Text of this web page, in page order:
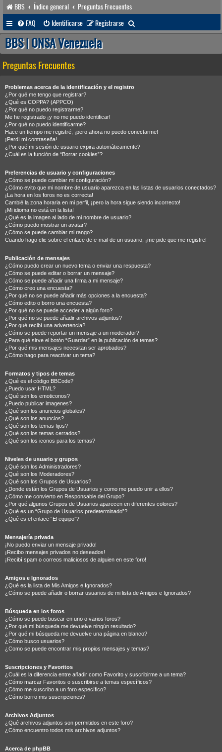
BBS Índice general
Preguntas Frecuentes
FAQ
Identificarse Registrarse
u
BBS | ONSA Venezuela
Preguntas Frecuentes
Problemas acerca de la identificación y el registro
¿Por qué me tengo que registrar?
¿Qué es COPPA? (APPCO)
¿Por qué no puedo registrarme?
Me he registrado ¡y no me puedo identificar!
¿Por qué no puedo identificarme?
Hace un tiempo me registré, ¡pero ahora no puedo conectarme!
¡Perdí mi contraseña!
¿Por qué mi sesión de usuario expira automáticamente?
¿Cuál es la función de “Borrar cookies”?
Preferencias de usuario y configuraciones
¿Cómo se puede cambiar mi configuración?
¿Cómo evito que mi nombre de usuario aparezca en las listas de usuarios conectados?
¡La hora en los foros no es correcta!
Cambié la zona horaria en mi perfil, ¡pero la hora sigue siendo incorrecto!
¡Mi idioma no está en la lista!
¿Qué es la imagen al lado de mi nombre de usuario?
¿Cómo puedo mostrar un avatar?
¿Cómo se puede cambiar mi rango?
Cuando hago clic sobre el enlace de e-mail de un usuario, ¡me pide que me registre!
Publicación de mensajes
¿Cómo puedo crear un nuevo tema o enviar una respuesta?
¿Cómo se puede editar o borrar un mensaje?
¿Cómo se puede añadir una firma a mi mensaje?
¿Cómo creo una encuesta?
¿Por qué no se puede añadir más opciones a la encuesta?
¿Cómo edito o borro una encuesta?
¿Por qué no se puede acceder a algún foro?
¿Por qué no se puede añadir archivos adjuntos?
¿Por qué recibí una advertencia?
¿Cómo se puede reportar un mensaje a un moderador?
¿Para qué sirve el botón “Guardar” en la publicación de temas?
¿Por qué mis mensajes necesitan ser aprobados?
¿Cómo hago para reactivar un tema?
Formatos y tipos de temas
¿Qué es el código BBCode?
¿Puedo usar HTML?
¿Qué son los emoticonos?
¿Puedo publicar imagenes?
¿Qué son los anuncios globales?
¿Qué son los anuncios?
¿Qué son los temas fijos?
¿Qué son los temas cerrados?
¿Qué son los iconos para los temas?
Niveles de usuario y grupos
¿Qué son los Administradores?
¿Qué son los Moderadores?
¿Qué son los Grupos de Usuarios?
¿Donde están los Grupos de Usuarios y como me puedo unir a ellos?
¿Cómo me convierto en Responsable del Grupo?
¿Por qué algunos Grupos de Usuarios aparecen en diferentes colores?
¿Qué es un “Grupo de Usuarios predeterminado”?
¿Qué es el enlace “El equipo”?
Mensajería privada
¡No puedo enviar un mensaje privado!
¡Recibo mensajes privados no deseados!
¡Recibí spam o correos maliciosos de alguien en este foro!
Amigos e Ignorados
¿Qué es la lista de Mis Amigos e Ignorados?
¿Cómo se puede añadir o borrar usuarios de mi lista de Amigos e Ignorados?
Búsqueda en los foros
¿Cómo se puede buscar en uno o varios foros?
¿Por qué mi búsqueda me devuelve ningún resultado?
¿Por qué mi búsqueda me devuelve una página en blanco?
¿Cómo busco usuarios?
¿Como se puede encontrar mis propios mensajes y temas?
Suscripciones y Favoritos
¿Cuál es la diferencia entre añadir como Favorito y suscribirme a un tema?
¿Cómo marcar Favoritos o suscribirse a temas específicos?
¿Cómo me suscribo a un foro específico?
¿Cómo borro mis suscripciones?
Archivos Adjuntos
¿Qué archivos adjuntos son permitidos en este foro?
¿Cómo encuentro todos mis archivos adjuntos?
Acerca de phpBB